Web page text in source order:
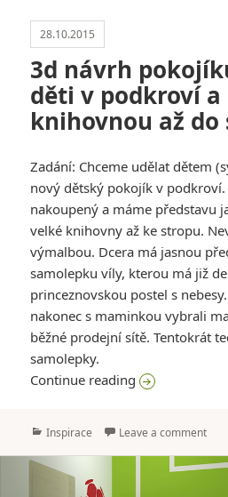
28.10.2015
3d návrh
děti v podkroví a
knihovnou až do
Zadání: Chceme udělat dětem
nový dětský pokojík v
nakoupený a máme představu
velké knihovny až ke stropu.
výmalbou. Dcera má jasnou
samolepku víly, kterou má již
princeznovskou postel s
nakonec s maminkou vybrali
běžné prodejní sítě. Tentokrát
samolepky.
Continue reading3d návrh
Categories
Inspirace Leave a comment